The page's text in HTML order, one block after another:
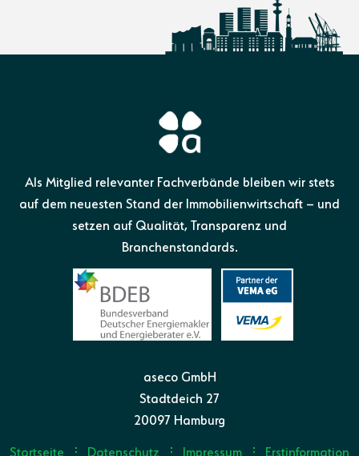
Als Mitglied relevanter Fachverbände bleiben wir stets
auf dem neuesten Stand der Immobilienwirtschaft – und
setzen auf Qualität, Transparenz und
Branchenstandards.
aseco GmbH
Stadtdeich 27
20097 Hamburg
Startseite
Datenschutz Impressum Erstinformation